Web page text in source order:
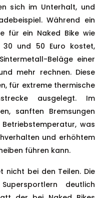
sich im Unterhalt, und
Während ein
für ein Naked Bike wie
30 und 50 Euro kostet,
Beläge einer
mehr rechnen. Diese
für extreme thermische
ausgelegt. Im
sanften Bremsungen
was
und erhöhtem
führen kann.
nicht bei den Teilen. Die
deutlich